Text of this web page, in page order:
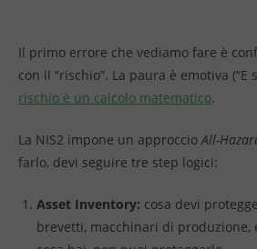
Il primo errore che vediamo fare è
con il “rischio”. La paura è emotiva (“E
rischio è un calcolo matematico.
La NIS2 impone un approccio All-
farlo, devi seguire tre step logici:
Asset Inventory: cosa devi
brevetti, macchinari di produzione,